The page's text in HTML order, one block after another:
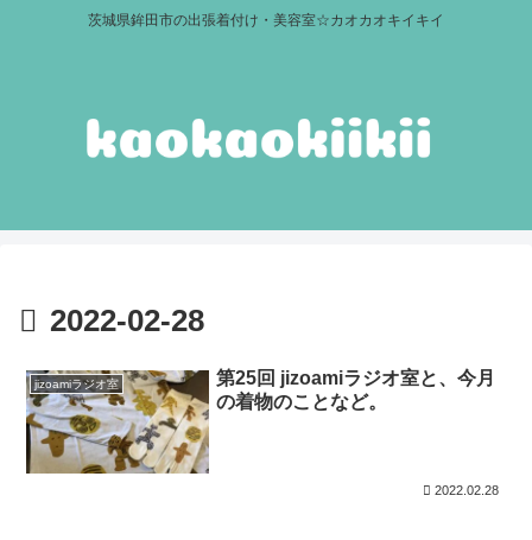
茨城県鉾田市の出張着付け・美容室☆カオカオキイキイ
2022-02-28
jizoamiラジオ室
第25回 jizoamiラジオ室と、今月
の着物のことなど。
2022.02.28